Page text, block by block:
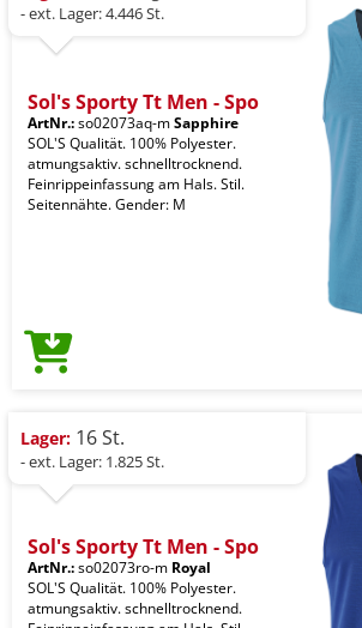
- ext. Lager: 4.446 St.
Sol's Sporty Tt Men - Spo
ArtNr.:so02073aq-mSapphire
SOL'S Qualität. 100% Polyester.
atmungsaktiv. schnelltrocknend.
Feinrippeinfassung am Hals. Stil.
Seitennähte. Gender: M
Lager: 16 St.
- ext. Lager: 1.825 St.
Sol's Sporty Tt Men - Spo
ArtNr.:so02073ro-m Royal
SOL'S Qualität. 100% Polyester.
atmungsaktiv. schnelltrocknend.